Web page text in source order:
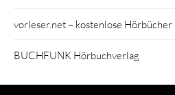
vorleser.net – kostenlose Hörbücher
BUCHFUNK Hörbuchverlag